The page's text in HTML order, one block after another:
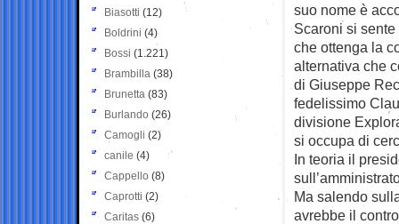
suo nome è
Scaroni si
che ottenga la
alternativa che
di Giuseppe
fedelissimo
divisione
si occupa di
In teoria il
Ma salendo
avrebbe il
Biasotti (12)
Boldrini (4)
Bossi (1.221)
Brambilla (38)
Brunetta (83)
Burlando (26)
Camogli (2)
canile (4)
Cappello (8)
Caprotti (2)
Caritas (6)